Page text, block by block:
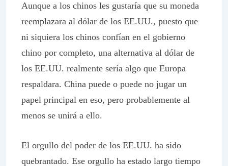
Aunque a los chinos les gustaría que su moneda
reemplazara al dólar de los EE.UU., puesto que
ni siquiera los chinos confían en el gobierno
chino por completo, una alternativa al dólar de
los EE.UU. realmente sería algo que Europa
respaldara. China puede o puede no jugar un
papel principal en eso, pero probablemente al
menos se unirá a ello.
El orgullo del poder de los EE.UU. ha sido
quebrantado. Ese orgullo ha estado largo tiempo